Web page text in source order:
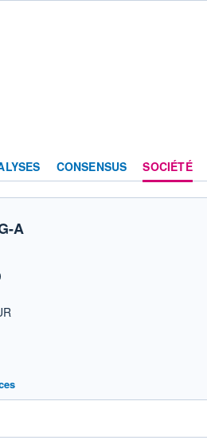
CONSENSUS SOCIÉTÉ
A